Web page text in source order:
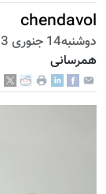
chendavol
دوشنبه14 جنوری 2013
همرسانی